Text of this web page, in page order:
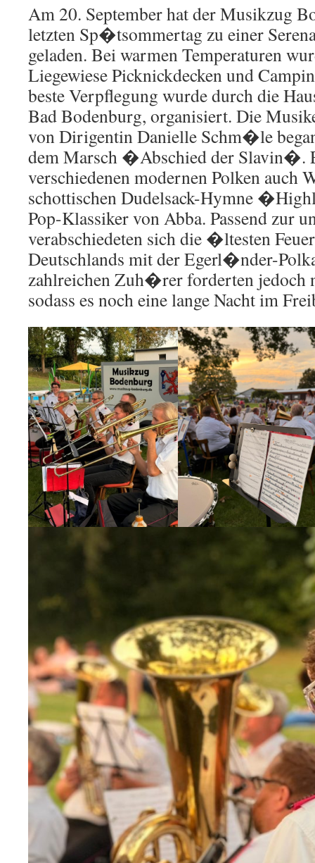
Am 20. September hat der Musikzug
letzten Sp�tsommertag zu einer
geladen. Bei warmen Temperaturen
Liegewiese Picknickdecken und
beste Verpflegung wurde durch die
Bad Bodenburg, organisiert. Die
von Dirigentin Danielle Schm�le
dem Marsch �Abschied der Slavin�.
verschiedenen modernen Polken auch
schottischen Dudelsack-Hymne
Pop-Klassiker von Abba. Passend zur
verabschiedeten sich die �ltesten
Deutschlands mit der Egerl�nder-
zahlreichen Zuh�rer forderten jedoch
sodass es noch eine lange Nacht im